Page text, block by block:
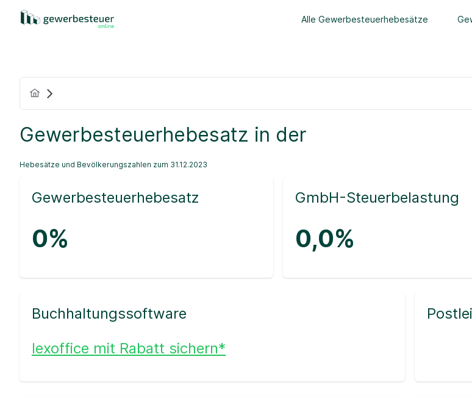
Alle Gewerbesteuerhebesätze
Gewerbesteuerhebesatz in der
Hebesätze und Bevölkerungszahlen zum 31.12.2023
Gewerbesteuerhebesatz
0%
GmbH-Steuerbelastung
0,0%
Buchhaltungssoftware
lexoffice mit Rabatt sichern*